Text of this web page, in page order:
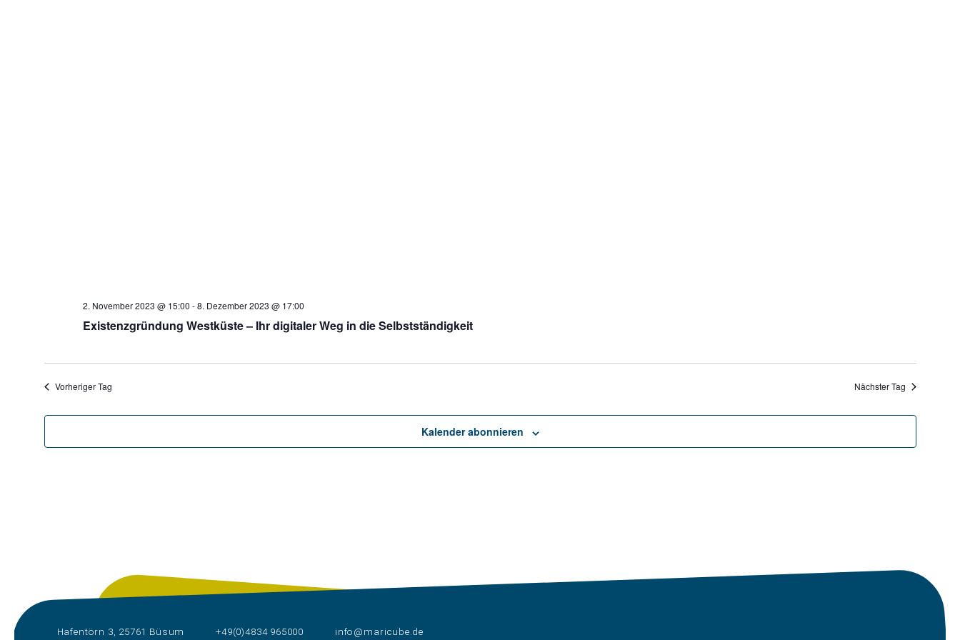
2. November 2023 @ 15:00 -8. Dezember 2023 @ 17:00
Existenzgründung Westküste – Ihr digitaler Weg in die Selbstständigkeit
Vorheriger Tag Nächster Tag
Kalender abonnieren
Hafentörn 3, 25761 Büsum +49(0)4834 965000 info@maricube.de